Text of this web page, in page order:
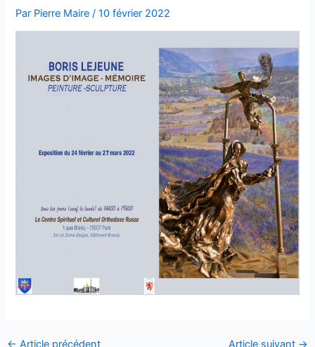
Par Pierre Maire/10 février 2022
← Article précédent Article suivant →